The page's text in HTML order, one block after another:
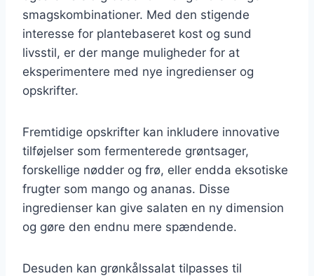
smagskombinationer. Med den stigende
interesse for plantebaseret kost og sund
livsstil, er der mange muligheder for at
eksperimentere med nye ingredienser og
opskrifter.
Fremtidige opskrifter kan inkludere innovative
tilføjelser som fermenterede grøntsager,
forskellige nødder og frø, eller endda eksotiske
frugter som mango og ananas. Disse
ingredienser kan give salaten en ny dimension
og gøre den endnu mere spændende.
Desuden kan grønkålssalat tilpasses til